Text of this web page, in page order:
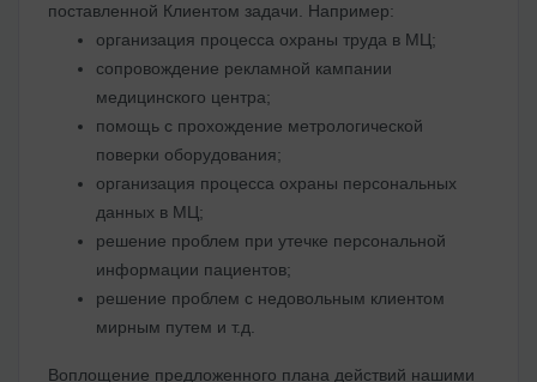
поставленной Клиентом задачи. Например:
организация процесса охраны труда в МЦ;
сопровождение рекламной кампании
медицинского центра;
помощь с прохождение метрологической
поверки оборудования;
организация процесса охраны персональных
данных в МЦ;
решение проблем при утечке персональной
информации пациентов;
решение проблем с недовольным клиентом
мирным путем и т.д.
Воплощение предложенного плана действий нашими